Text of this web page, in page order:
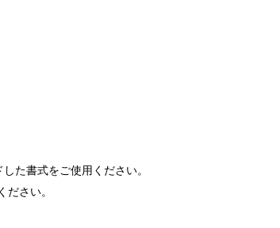
た書式をご使用ください。
さい。